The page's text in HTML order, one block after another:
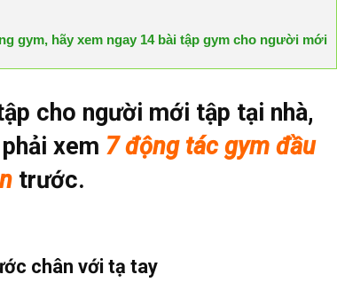
gym, hãy xem ngay 14 bài tập gym cho người mới
cho người mới tập tại nhà,
xem 7 động tác gym đầu
trước.
chân với tạ tay